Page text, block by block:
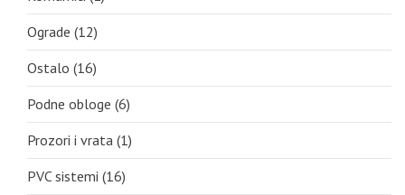
Ograde (12)
Ostalo (16)
Podne obloge (6)
Prozori i vrata (1)
PVC sistemi (16)